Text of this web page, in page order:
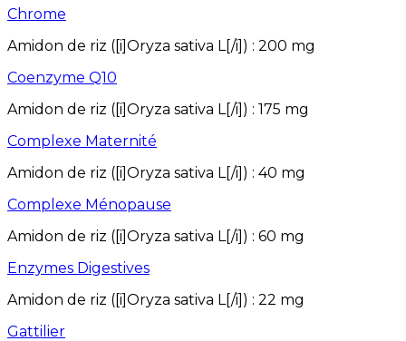
Chrome
Amidon de riz ([i]Oryza sativa L[/i]) : 200 mg
Coenzyme Q10
Amidon de riz ([i]Oryza sativa L[/i]) : 175 mg
Complexe Maternité
Amidon de riz ([i]Oryza sativa L[/i]) : 40 mg
Complexe Ménopause
Amidon de riz ([i]Oryza sativa L[/i]) : 60 mg
Enzymes Digestives
Amidon de riz ([i]Oryza sativa L[/i]) : 22 mg
Gattilier